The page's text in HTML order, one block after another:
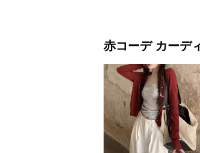
赤コーデ カーデ